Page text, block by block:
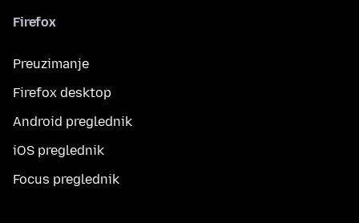
Firefox
Preuzimanje
Firefox desktop
Android preglednik
iOS preglednik
Focus preglednik